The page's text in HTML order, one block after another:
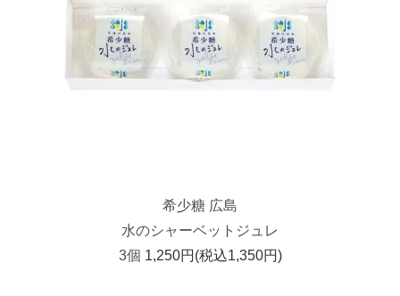
希少糖 広島
水のシャーベットジュレ
3個 1,250円(税込1,350円)